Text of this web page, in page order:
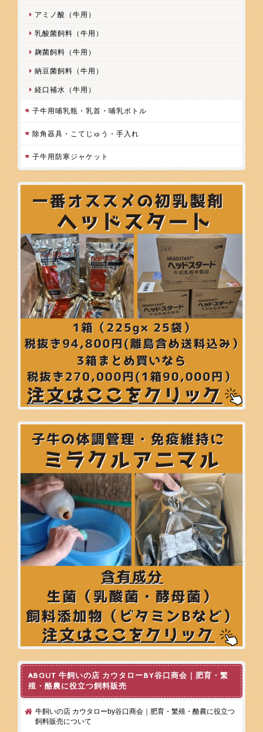
アミノ酸（牛用）
乳酸菌飼料（牛用）
麹菌飼料（牛用）
納豆菌飼料（牛用）
経口補水（牛用）
子牛用哺乳瓶・乳首・哺乳ボトル
除角器具・こてじゅう・手入れ
子牛用防寒ジャケット
ABOUT 牛飼いの店 カウタローBY谷口商会｜肥育・繁
殖・酪農に役立つ飼料販売
牛飼いの店 カウタローby谷口商会｜肥育・繁殖・酪農に役立つ
飼料販売について